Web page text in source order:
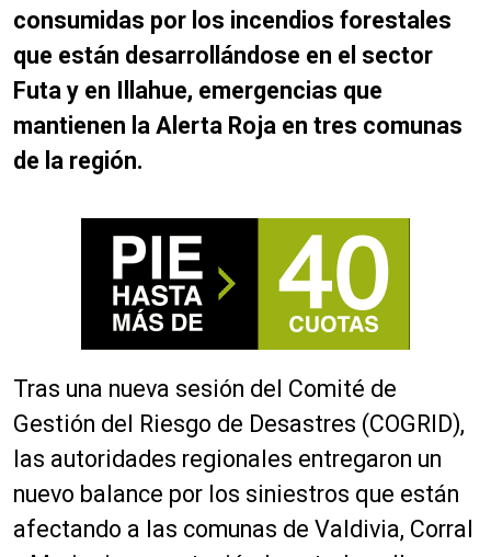
consumidas por los incendios forestales
que están desarrollándose en el sector
Futa y en Illahue, emergencias que
mantienen la Alerta Roja en tres comunas
de la región.
Tras una nueva sesión del Comité de
Gestión del Riesgo de Desastres (COGRID),
las autoridades regionales entregaron un
nuevo balance por los siniestros que están
afectando a las comunas de Valdivia, Corral